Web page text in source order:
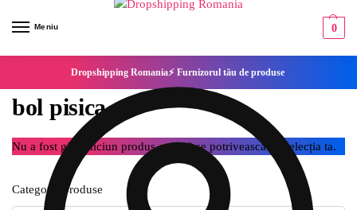
Meniu 0
Dropshipping Romania⚡ Furnizorul tău de produse
bol pisica
Nu a fost găsit niciun produs care să se potrivească cu selecția ta.
Categorie produse